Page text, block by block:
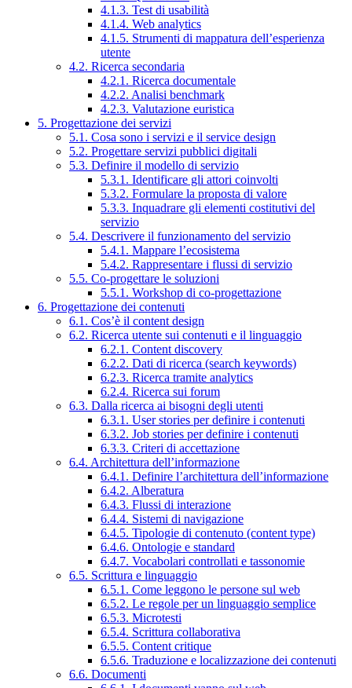
4.1.3. Test di usabilità
4.1.4. Web analytics
4.1.5. Strumenti di mappatura dell’esperienza
utente
4.2. Ricerca secondaria
4.2.1. Ricerca documentale
4.2.2. Analisi benchmark
4.2.3. Valutazione euristica
5. Progettazione dei servizi
5.1. Cosa sono i servizi e il service design
5.2. Progettare servizi pubblici digitali
5.3. Definire il modello di servizio
5.3.1. Identificare gli attori coinvolti
5.3.2. Formulare la proposta di valore
5.3.3. Inquadrare gli elementi costitutivi del
servizio
5.4. Descrivere il funzionamento del servizio
5.4.1. Mappare l’ecosistema
5.4.2. Rappresentare i flussi di servizio
5.5. Co-progettare le soluzioni
5.5.1. Workshop di co-progettazione
6. Progettazione dei contenuti
6.1. Cos’è il content design
6.2. Ricerca utente sui contenuti e il linguaggio
6.2.1. Content discovery
6.2.2. Dati di ricerca (search keywords)
6.2.3. Ricerca tramite analytics
6.2.4. Ricerca sui forum
6.3. Dalla ricerca ai bisogni degli utenti
6.3.1. User stories per definire i contenuti
6.3.2. Job stories per definire i contenuti
6.3.3. Criteri di accettazione
6.4. Architettura dell’informazione
6.4.1. Definire l’architettura dell’informazione
6.4.2. Alberatura
6.4.3. Flussi di interazione
6.4.4. Sistemi di navigazione
6.4.5. Tipologie di contenuto (content type)
6.4.6. Ontologie e standard
6.4.7. Vocabolari controllati e tassonomie
6.5. Scrittura e linguaggio
6.5.1. Come leggono le persone sul web
6.5.2. Le regole per un linguaggio semplice
6.5.3. Microtesti
6.5.4. Scrittura collaborativa
6.5.5. Content critique
6.5.6. Traduzione e localizzazione dei contenuti
6.6. Documenti